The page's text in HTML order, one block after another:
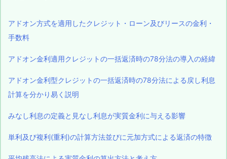
アドオン方式を適用したクレジット・ローン及びリースの金利・
手数料
アドオン金利適用クレジットの一括返済時の78分法の導入の経緯
アドオン金利型クレジットの一括返済時の78分法による戻し利息
計算を分かり易く説明
みなし利息の定義と見なし利息が実質金利に与える影響
単利及び複利(重利)の計算方法並びに元加方式による返済の特徴